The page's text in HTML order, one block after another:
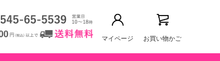
マイページ お買い物かご